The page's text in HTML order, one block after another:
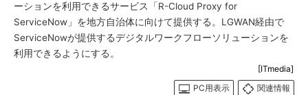
ーションを利用できるサービス「R-Cloud Proxy for
ServiceNow」を地方自治体に向けて提供する。LGWAN経由で
ServiceNowが提供するデジタルワークフローソリューションを
利用できるようにする。
[ITmedia]
PC用表示
関連情報